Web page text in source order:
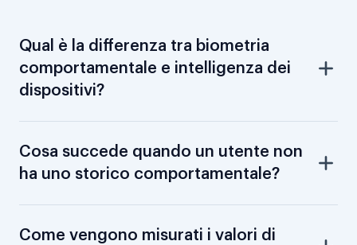
Qual è la differenza tra biometria
comportamentale e intelligenza dei
dispositivi?
Cosa succede quando un utente non
ha uno storico comportamentale?
Come vengono misurati i valori di